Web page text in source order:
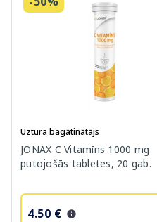
Uztura bagātinātājs
JONAX C Vitamīns 1000 mg
putojošās tabletes, 20 gab.
4.50 €